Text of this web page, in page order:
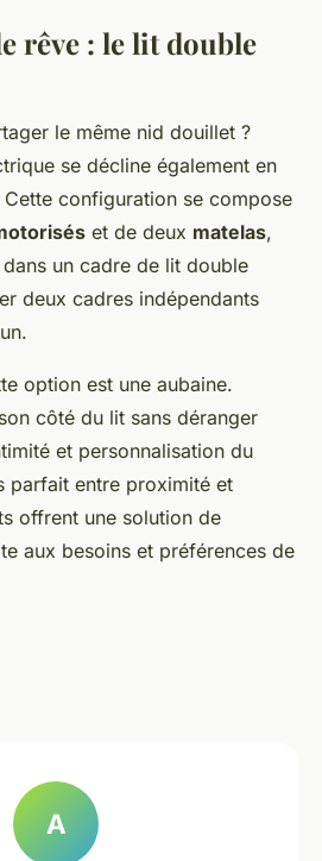
rêve : le lit double
le même nid douillet ?
se décline également en
configuration se compose
et de deux matelas,
un cadre de lit double
deux cadres indépendants
option est une aubaine.
côté du lit sans déranger
et personnalisation du
parfait entre proximité et
offrent une solution de
aux besoins et préférences de
A